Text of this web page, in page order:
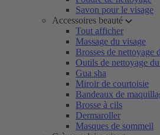
Savon pour le visage
Accessoires beauté
Tout afficher
Massage du visage
Brosses de nettoyage
Outils de nettoyage
Gua sha
Miroir de courtoisie
Bandeaux de
Brosse à cils
Dermaroller
Masques de sommeil